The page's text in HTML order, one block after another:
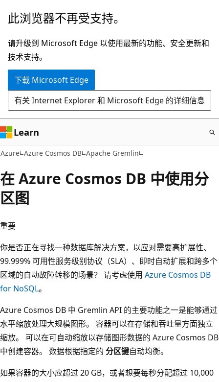
跳
主
要
内
此浏览器不再受支持。
请升级到 Microsoft Edge 以使用最新的功能、安全更新和
技术支持。
下载 Microsoft Edge
有关 Internet Explorer 和 Microsoft Edge 的详细信息
Learn
Azure Azure Cosmos DB Apache Gremlin
在 Azure Cosmos DB 中使用分
区图
重要
你是否正在寻找一种数据库解决方案，以应对需要高扩展性、
99.999% 可用性服务级别协议（SLA）、即时自动扩展和跨多个
区域的自动故障转移的场景？ 请考虑使用 Azure Cosmos DB
for NoSQL。
Azure Cosmos DB 中 Gremlin API 的主要功能之一是能够通过
水平缩放处理大规模图形。 容器可以在存储和吞吐量方面独立
缩放。 可以在可自动缩放以存储图形数据的 Azure Cosmos DB
中创建容器。 数据根据指定的 分区键自动均衡。
如果容器的大小应超过 20 GB，或者想要每秒分配超过 10,000